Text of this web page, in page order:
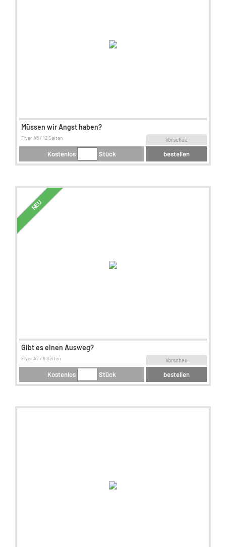
Müssen wir Angst haben?
Vorschau
Flyer A6 / 12 Seiten
Kostenlos Stück bestellen
NEU
Gibt es einen Ausweg?
Vorschau
Flyer A7 / 6 Seiten
Kostenlos Stück bestellen